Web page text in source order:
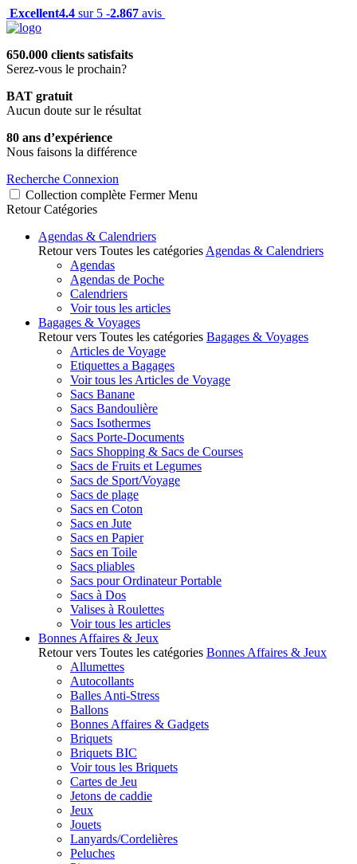
Excellent4.4 sur 5 -2.867 avis
650.000 clients satisfaits
Serez-vous le prochain?
BAT gratuit
Aucun doute sur le résultat
80 ans d’expérience
Nous faisons la différence
Recherche Connexion
Collection complète Fermer Menu
Retour Catégories
Agendas & Calendriers
Retour vers Toutes les catégories Agendas & Calendriers
Agendas
Agendas de Poche
Calendriers
Voir tous les articles
Bagages & Voyages
Retour vers Toutes les catégories Bagages & Voyages
Articles de Voyage
Etiquettes a Bagages
Voir tous les Articles de Voyage
Sacs Banane
Sacs Bandoulière
Sacs Isothermes
Sacs Porte-Documents
Sacs Shopping & Sacs de Courses
Sacs de Fruits et Legumes
Sacs de Sport/Voyage
Sacs de plage
Sacs en Coton
Sacs en Jute
Sacs en Papier
Sacs en Toile
Sacs pliables
Sacs pour Ordinateur Portable
Sacs à Dos
Valises à Roulettes
Voir tous les articles
Bonnes Affaires & Jeux
Retour vers Toutes les catégories Bonnes Affaires & Jeux
Allumettes
Autocollants
Balles Anti-Stress
Ballons
Bonnes Affaires & Gadgets
Briquets
Briquets BIC
Voir tous les Briquets
Cartes de Jeu
Jetons de caddie
Jeux
Jouets
Lanyards/Cordelières
Peluches